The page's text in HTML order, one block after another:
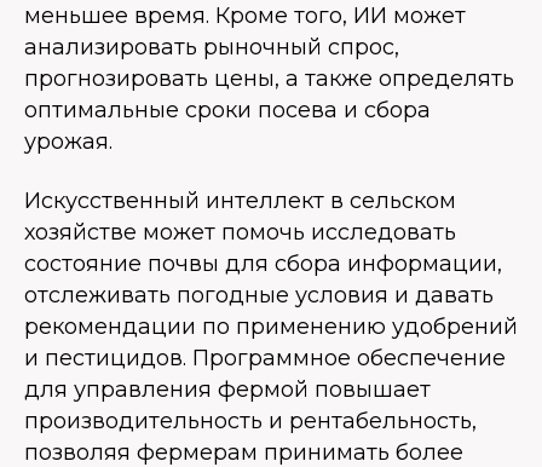
меньшее время. Кроме того, ИИ может
анализировать рыночный спрос,
прогнозировать цены, а также определять
оптимальные сроки посева и сбора
урожая.
Искусственный интеллект в сельском
хозяйстве может помочь исследовать
состояние почвы для сбора информации,
отслеживать погодные условия и давать
рекомендации по применению удобрений
и пестицидов. Программное обеспечение
для управления фермой повышает
производительность и рентабельность,
позволяя фермерам принимать более